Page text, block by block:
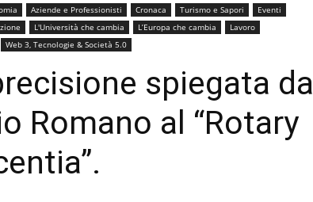
Aziende e Professionisti Cronaca Turismo e Sapori
Eventi
L'Università che cambia L’Europa che cambia
Lavoro
Web 3, Tecnologie & Società 5.0
spiegata dal
Romano al “Rotary